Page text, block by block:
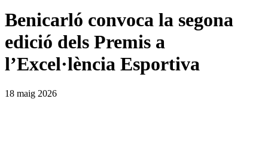
Benicarló convoca la segona
edició dels Premis a
l’Excel·lència Esportiva
18 maig 2026